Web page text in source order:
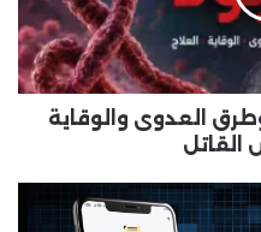
العدوى والوقاية